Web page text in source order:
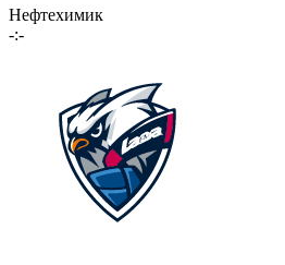
Нефтехимик
-:-